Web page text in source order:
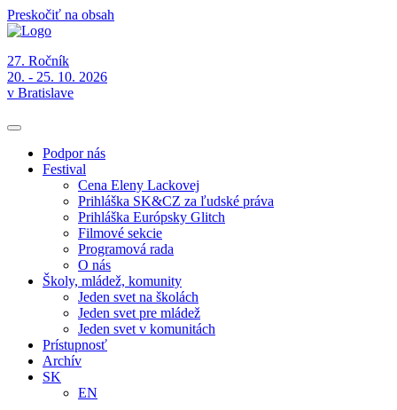
Preskočiť na obsah
27. Ročník
20. - 25. 10. 2026
v Bratislave
Podpor nás
Festival
Cena Eleny Lackovej
Prihláška SK&CZ za ľudské práva
Prihláška Európsky Glitch
Filmové sekcie
Programová rada
O nás
Školy, mládež, komunity
Jeden svet na školách
Jeden svet pre mládež
Jeden svet v komunitách
Prístupnosť
Archív
SK
EN